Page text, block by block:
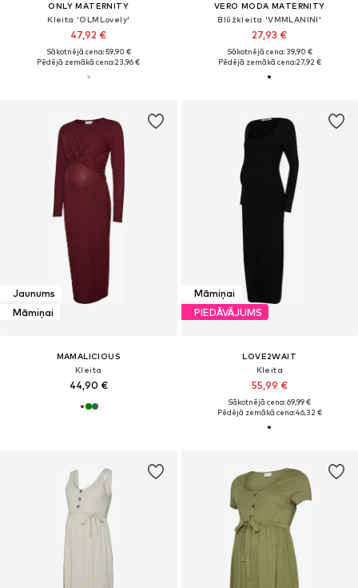
ONLY MATERNITY
Kleita 'OLMLovely'
47,92 €
Sākotnējā cena: 59,90 €
Pēdējā zemākā cena:23,96 €
VERO MODA MATERNITY
Blūžkleita 'VMMLANINI'
27,93 €
Sākotnējā cena: 39,90 €
Pēdējā zemākā cena:27,92 €
Jaunums
Māmiņai
MAMALICIOUS
Kleita
44,90 €
Māmiņai
PIEDĀVĀJUMS
LOVE2WAIT
Kleita
55,99 €
Sākotnējā cena: 69,99 €
Pēdējā zemākā cena:46,32 €